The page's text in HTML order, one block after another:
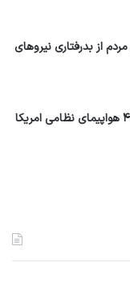
از بدرفتاری نیروهای
وال‌استریت ژورنال: ایران ۴۲ هواپیمای نظامی امریکا